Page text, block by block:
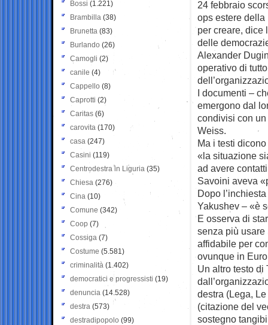
24 febbraio
ops estere della
per creare, dice
delle
Alexander
operativo di
I documenti –
emergono dal
condivisi con
Weiss.
Ma i testi
«la situazione
ad avere
Savoini aveva
Dopo
Yakushev – «è
E osserva di
senza più
affidabile per
ovunque in
Un altro testo di
destra (Lega,
(citazione del
sostegno
Bossi (1.221)
Brambilla (38)
Brunetta (83)
Burlando (26)
Camogli (2)
canile (4)
Cappello (8)
Caprotti (2)
Caritas (6)
carovita (170)
casa (247)
Casini (119)
Centrodestra in Liguria (35)
Chiesa (276)
Cina (10)
Comune (342)
Coop (7)
Cossiga (7)
Costume (5.581)
criminalità (1.402)
democratici e progressisti (19)
denuncia (14.528)
destra (573)
destradipopolo (99)